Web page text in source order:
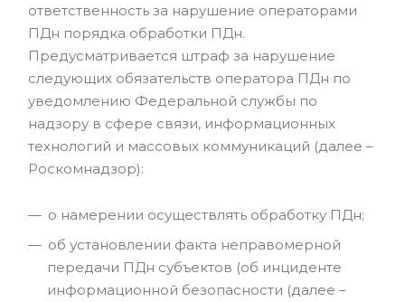
ответственность за нарушение операторами
ПДн порядка обработки ПДн.
Предусматривается штраф за нарушение
следующих обязательств оператора ПДн по
уведомлению Федеральной службы по
надзору в сфере связи, информационных
технологий и массовых коммуникаций (далее –
Роскомнадзор):
о намерении осуществлять обработку ПДн;
об установлении факта неправомерной
передачи ПДн субъектов (об инциденте
информационной безопасности (далее –